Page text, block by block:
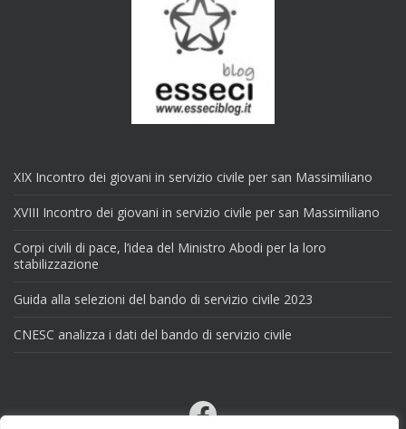
XIX Incontro dei giovani in servizio civile per san Massimiliano
XVIII Incontro dei giovani in servizio civile per san Massimiliano
Corpi civili di pace, l’idea del Ministro Abodi per la loro
stabilizzazione
Guida alla selezioni del bando di servizio civile 2023
CNESC analizza i dati del bando di servizio civile
Facebook